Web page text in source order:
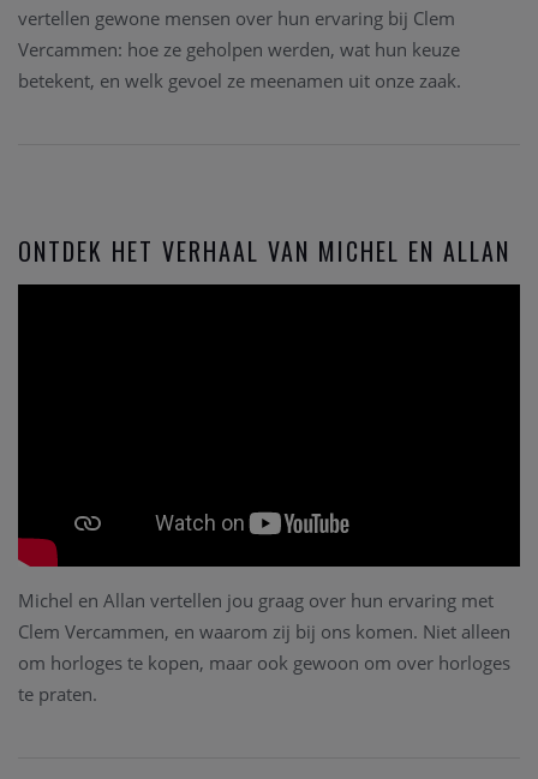
vertellen gewone mensen over hun ervaring bij Clem
Vercammen: hoe ze geholpen werden, wat hun keuze
betekent, en welk gevoel ze meenamen uit onze zaak.
ONTDEK HET VERHAAL VAN MICHEL EN ALLAN
Michel en Allan vertellen jou graag over hun ervaring met
Clem Vercammen, en waarom zij bij ons komen. Niet alleen
om horloges te kopen, maar ook gewoon om over horloges
te praten.